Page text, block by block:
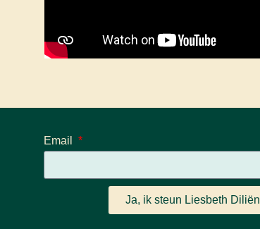
Email
Ja, ik steun Liesbeth Diliën